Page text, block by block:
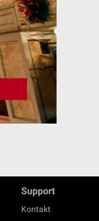
Support
Kontakt